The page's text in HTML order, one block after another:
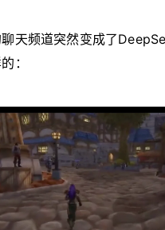
天频道突然变成了
：